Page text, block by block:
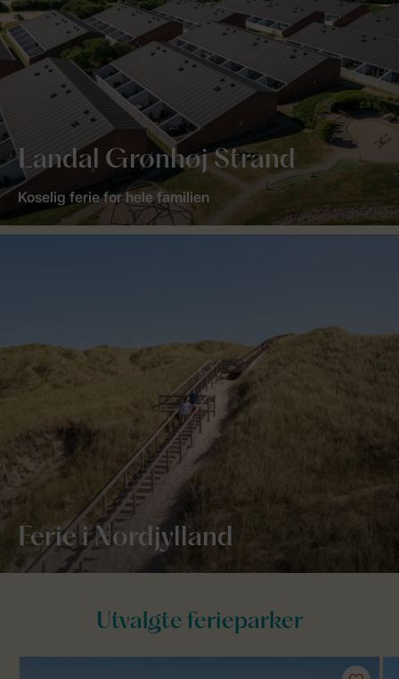
Landal Grønhøj Strand
Koselig ferie for hele familien
Ferie i Nordjylland